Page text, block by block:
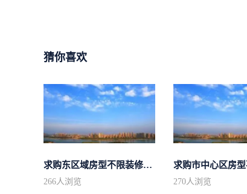
猜你喜欢
求购东区域房型不限装修不限
266人浏览 270人浏览